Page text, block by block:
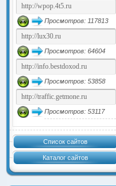
Просмотров: 117813
Просмотров: 64604
Просмотров: 53858
Просмотров: 53117
Список сайтов
Каталог сайтов